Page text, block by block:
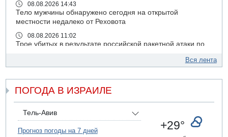
08.08.2026 14:43
Тело мужчины обнаружено сегодня на открытой
местности недалеко от Реховота
08.08.2026 11:02
Трое убитых в результате российской ракетной атаки по
07.08.2026 20:43
07.08.2026 20:41
Ynet: "Хизбалла" запустила БПЛА со взрывчаткой по
07.08.2026 19:16
ДТП в Ашдоде: тяжело ранены двое маленьких детей
Вся лента
ПОГОДА В ИЗРАИЛЕ
Тель-Авив
Прогноз погоды на 7 дней +29°